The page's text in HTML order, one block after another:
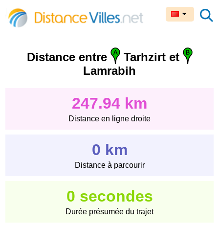
Distance entre
Tarhzirt et
Lamrabih
247.94 km
Distance en ligne droite
0 km
Distance à parcourir
0 secondes
Durée présumée du trajet